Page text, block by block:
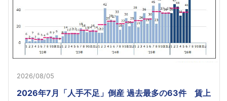
2026/08/05
2026年7月「人手不足」倒産 過去最多の63件 賃上